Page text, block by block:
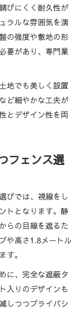
びにくく耐久性が
ラルな雰囲気を演
の強度や敷地の形
要があり、専門業
地でも美しく設置
ど細やかな工夫が
とデザイン性を両
フェンス選
びでは、視線をし
トとなります。静
らの目線を遮るた
や高さ1.8メートル
す。
に、完全な遮蔽タ
入りのデザインも
しつつプライバシ